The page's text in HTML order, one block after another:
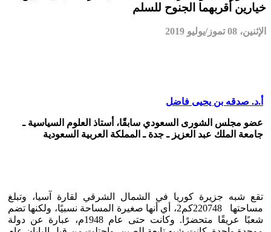
خيارين أقربهما الجنوح للسلم
الإثنين، 08 تموز/يوليو 2019
أ.د. صدقه بن يحيى فاضل
عضو مجلس الشورى السعودي سابقًا، أستاذ العلوم السياسية ـ
جامعة الملك عبد العزيز ـ جدة ـ المملكة العربية السعودية
تقع شبه جزيرة كوريا في الشمال الشرقي لقارة آسيا، وتبلغ
مساحتها 220748كم2، أي أنها صغيرة المساحة نسبيًا، ولكنها تضم
شعبًا عريقًا متحضرًا. وكانت حتى عام 1948م، عبارة عن دولة